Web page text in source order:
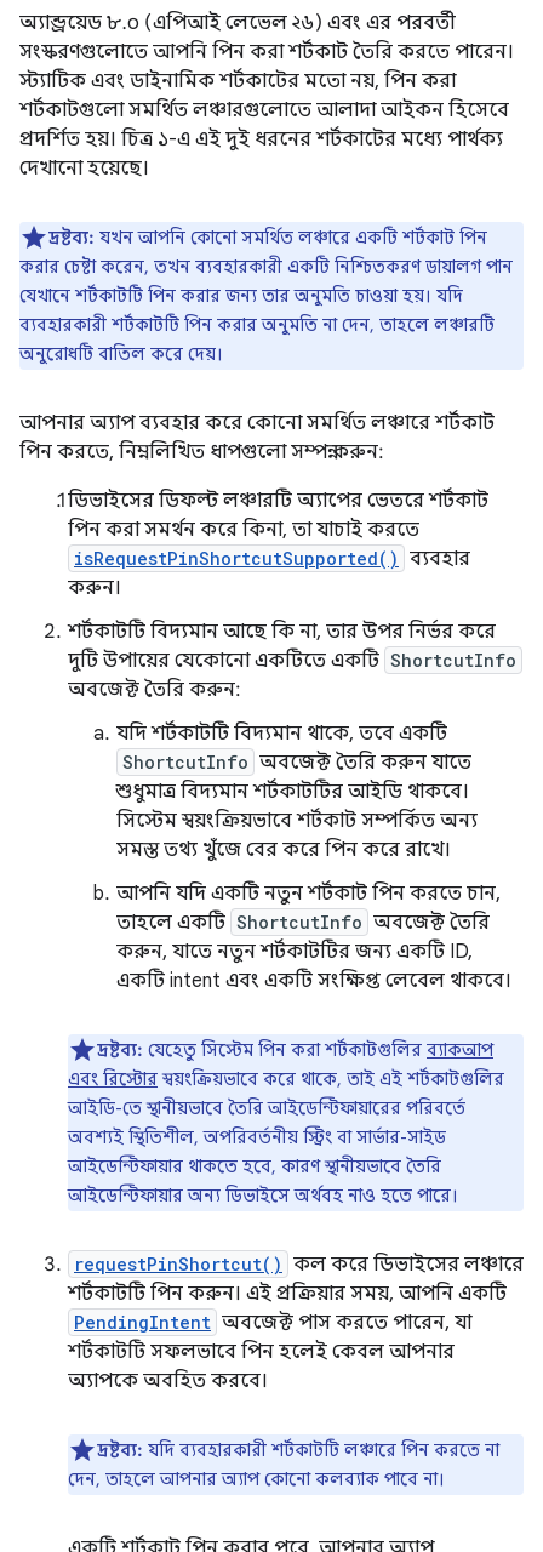
অ্যান্ড্রয়েড ৮.০ (এপিআই লেভেল ২৬) এবং এর পরবর্তী
সংস্করণগুলোতে আপনি পিন করা শর্টকাট তৈরি করতে পারেন।
স্ট্যাটিক এবং ডাইনামিক শর্টকাটের মতো নয়, পিন করা
শর্টকাটগুলো সমর্থিত লঞ্চারগুলোতে আলাদা আইকন হিসেবে
প্রদর্শিত হয়। চিত্র ১-এ এই দুই ধরনের শর্টকাটের মধ্যে পার্থক্য
দেখানো হয়েছে।
দ্রষ্টব্য: যখন আপনি কোনো সমর্থিত লঞ্চারে একটি শর্টকাট পিন
করার চেষ্টা করেন, তখন ব্যবহারকারী একটি নিশ্চিতকরণ ডায়ালগ পান
যেখানে শর্টকাটটি পিন করার জন্য তার অনুমতি চাওয়া হয়। যদি
ব্যবহারকারী শর্টকাটটি পিন করার অনুমতি না দেন, তাহলে লঞ্চারটি
অনুরোধটি বাতিল করে দেয়।
আপনার অ্যাপ ব্যবহার করে কোনো সমর্থিত লঞ্চারে শর্টকাট
পিন করতে, নিম্নলিখিত ধাপগুলো সম্পন্ন করুন:
ডিভাইসের ডিফল্ট লঞ্চারটি অ্যাপের ভেতরে শর্টকাট
পিন করা সমর্থন করে কিনা, তা যাচাই করতে
isRequestPinShortcutSupported() ব্যবহার
করুন।
শর্টকাটটি বিদ্যমান আছে কি না, তার উপর নির্ভর করে
দুটি উপায়ের যেকোনো একটিতে একটি ShortcutInfo
অবজেক্ট তৈরি করুন:
যদি শর্টকাটটি বিদ্যমান থাকে, তবে একটি
ShortcutInfo অবজেক্ট তৈরি করুন যাতে
শুধুমাত্র বিদ্যমান শর্টকাটটির আইডি থাকবে।
সিস্টেম স্বয়ংক্রিয়ভাবে শর্টকাট সম্পর্কিত অন্য
সমস্ত তথ্য খুঁজে বের করে পিন করে রাখে।
আপনি যদি একটি নতুন শর্টকাট পিন করতে চান,
তাহলে একটি ShortcutInfo অবজেক্ট তৈরি
করুন, যাতে নতুন শর্টকাটটির জন্য একটি ID,
একটি intent এবং একটি সংক্ষিপ্ত লেবেল থাকবে।
দ্রষ্টব্য: যেহেতু সিস্টেম পিন করা শর্টকাটগুলির ব্যাকআপ
এবং রিস্টোরস্বয়ংক্রিয়ভাবে করে থাকে, তাই এই শর্টকাটগুলির
আইডি-তে স্থানীয়ভাবে তৈরি আইডেন্টিফায়ারের পরিবর্তে
অবশ্যই স্থিতিশীল, অপরিবর্তনীয় স্ট্রিং বা সার্ভার-সাইড
আইডেন্টিফায়ার থাকতে হবে, কারণ স্থানীয়ভাবে তৈরি
আইডেন্টিফায়ার অন্য ডিভাইসে অর্থবহ নাও হতে পারে।
requestPinShortcut() কল করে ডিভাইসের লঞ্চারে
শর্টকাটটি পিন করুন। এই প্রক্রিয়ার সময়, আপনি একটি
PendingIntent অবজেক্ট পাস করতে পারেন, যা
শর্টকাটটি সফলভাবে পিন হলেই কেবল আপনার
অ্যাপকে অবহিত করবে।
দ্রষ্টব্য: যদি ব্যবহারকারী শর্টকাটটি লঞ্চারে পিন করতে না
দেন, তাহলে আপনার অ্যাপ কোনো কলব্যাক পাবে না।